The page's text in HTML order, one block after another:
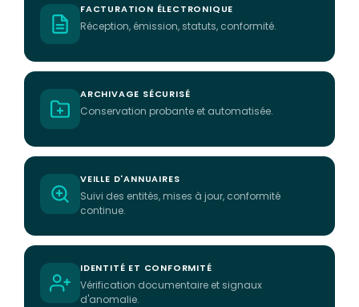
FACTURATION ÉLECTRONIQUE
Réception, émission, statuts, conformité.
ARCHIVAGE SÉCURISÉ
Conservation probante et automatisée.
VEILLE D'ANNUAIRES
Suivi des entités, mises à jour, conformité
continue.
IDENTITÉ ET CONFORMITÉ
Vérification documentaire et signaux
d'anomalie.